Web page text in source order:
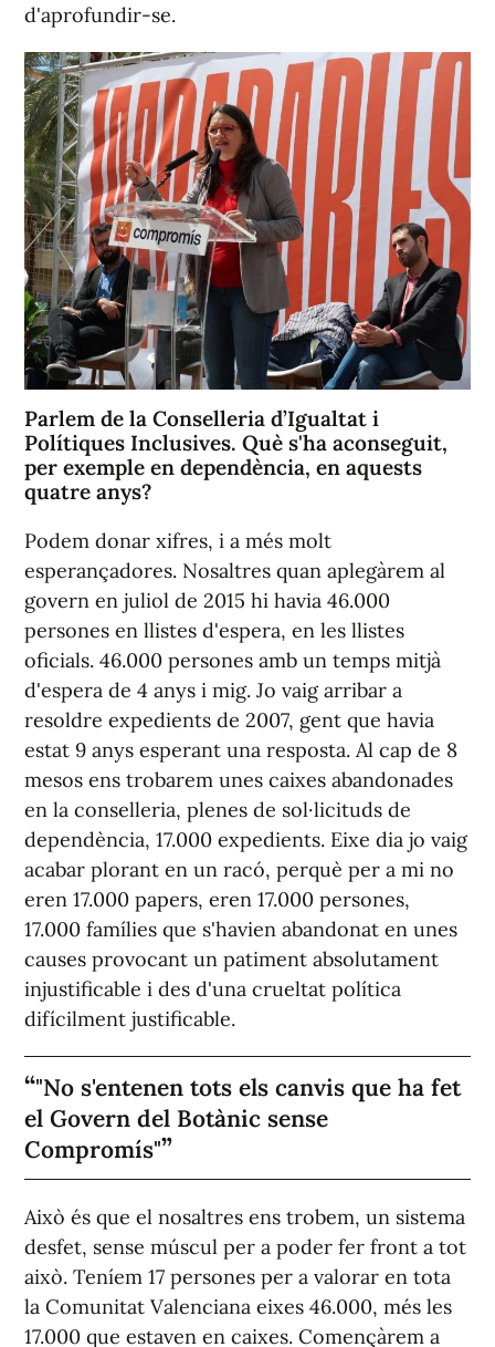
d'aprofundir-se.
Parlem de la Conselleria d’Igualtat i
Polítiques Inclusives. Què s'ha aconseguit,
per exemple en dependència, en aquests
quatre anys?
Podem donar xifres, i a més molt
esperançadores. Nosaltres quan aplegàrem al
govern en juliol de 2015 hi havia 46.000
persones en llistes d'espera, en les llistes
oficials. 46.000 persones amb un temps mitjà
d'espera de 4 anys i mig. Jo vaig arribar a
resoldre expedients de 2007, gent que havia
estat 9 anys esperant una resposta. Al cap de 8
mesos ens trobarem unes caixes abandonades
en la conselleria, plenes de sol·licituds de
dependència, 17.000 expedients. Eixe dia jo vaig
acabar plorant en un racó, perquè per a mi no
eren 17.000 papers, eren 17.000 persones,
17.000 famílies que s'havien abandonat en unes
causes provocant un patiment absolutament
injustificable i des d'una crueltat política
difícilment justificable.
"No s'entenen tots els canvis que ha fet
el Govern del Botànic sense
Compromís"
Això és que el nosaltres ens trobem, un sistema
desfet, sense múscul per a poder fer front a tot
això. Teníem 17 persones per a valorar en tota
la Comunitat Valenciana eixes 46.000, més les
17.000 que estaven en caixes. Començàrem a